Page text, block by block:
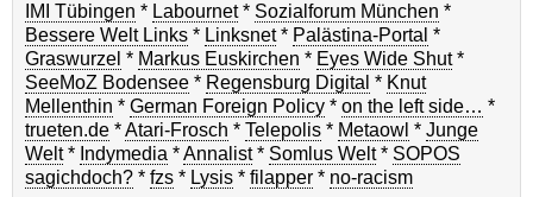
IMI Tübingen * Labournet* Sozialforum München *
Bessere Welt Links * Linksnet* Palästina-Portal *
Graswurzel * Markus Euskirchen * Eyes Wide Shut*
SeeMoZ Bodensee * Regensburg Digital * Knut
Mellenthin * German Foreign Policy * on the left side… *
trueten.de *Atari-Frosch * Telepolis * Metaowl * Junge
Welt* Indymedia *Annalist* Somlus Welt* SOPOS
sagichdoch? * fzs * Lysis * filapper * no-racism